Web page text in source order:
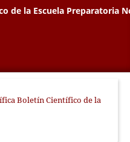
de la Escuela Preparatoria
Boletín Científico de la